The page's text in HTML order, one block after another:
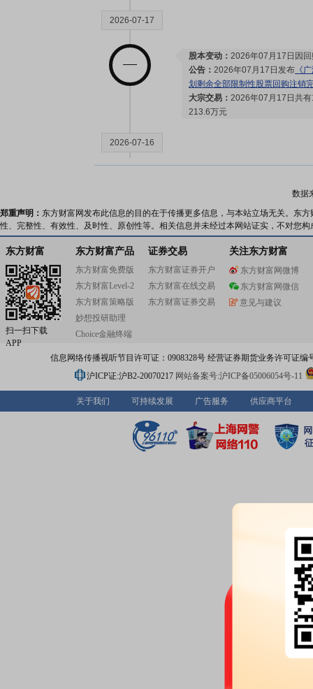
2026-07-17
股本变动： 2026年07月17日因
公告： 2026年07月17日发布 《
划剩余全部限制性股票回购注销
大宗交易： 2026年07月17日共
213.6万元
2026-07-16
2026-07-15
业绩预告：2026年07月15日预
万元，变动12.6%～32.46%
公告：2026年07月15日发布
大宗交易：2026年07月14日共
交额205.58万元
2026-07-13
2026年07月10日公
2026年07月09日披
数据
郑重声明： 东方财富网发布此信息的目的在于传播更多信息，与本站立场无关。东
性、完整性、有效性、及时性、原创性等。相关信息并未经过本网站证实，不对您
东方财富
扫一扫下载
APP
东方财富产品
东方财富免费版
东方财富Level-2
东方财富策略版
妙想投研助理
Choice金融终端
证券交易
东方财富证券开户
东方财富在线交易
东方财富证券交易
关注东方财富
东方财富网微博
东方财富网微信
意见与建议
信息网络传播视听节目许可证：0908328号 经营证券期货业务许可证编
沪ICP证:沪B2-20070217 网站备案号:沪ICP备05006054号-11
关于我们 可持续发展 广告服务 供应商平台